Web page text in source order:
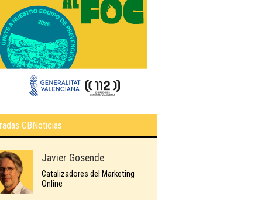
CBNoticias
Javier Gosende
Catalizadores del Marketing
Online